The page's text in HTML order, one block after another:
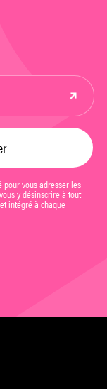
vous adresser les
y désinscrire à tout
intégré à chaque